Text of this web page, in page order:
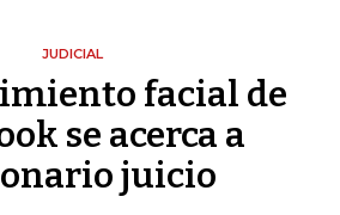
JUDICIAL
facial de
se acerca a
juicio